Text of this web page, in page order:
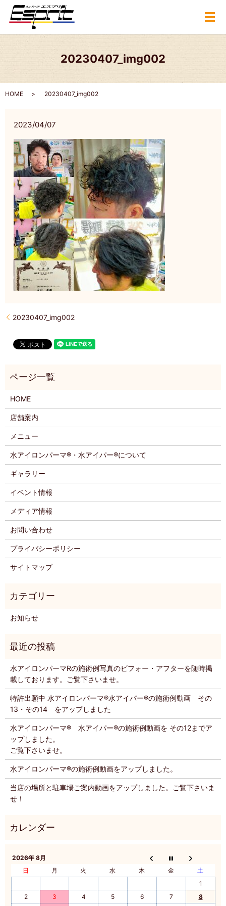
メ
20230407_img002
HOME 20230407_img002
2023/04/07
20230407_img002
HOME
店舗案内
メニュー
水アイロンパーマ®・水アイパー®について
ギャラリー
イベント情報
メディア情報
お問い合わせ
プライバシーポリシー
サイトマップ
お知らせ
水アイロンパーマRの施術例写真のビフォー・アフターを随時掲
載しております。ご覧下さいませ。
特許出願中 水アイロンパーマ®️水アイパー®️の施術例動画 その
13・その14 をアップしました
水アイロンパーマ®️ 水アイパー®️の施術例動画を その12までア
ップしました。
ご覧下さいませ。
水アイロンパーマ®️の施術例動画をアップしました。
当店の場所と駐車場ご案内動画をアップしました。ご覧下さいま
せ！
2026年 8月
日
月 火 水 木 金
土
1
2
3 4 5 6 7
8